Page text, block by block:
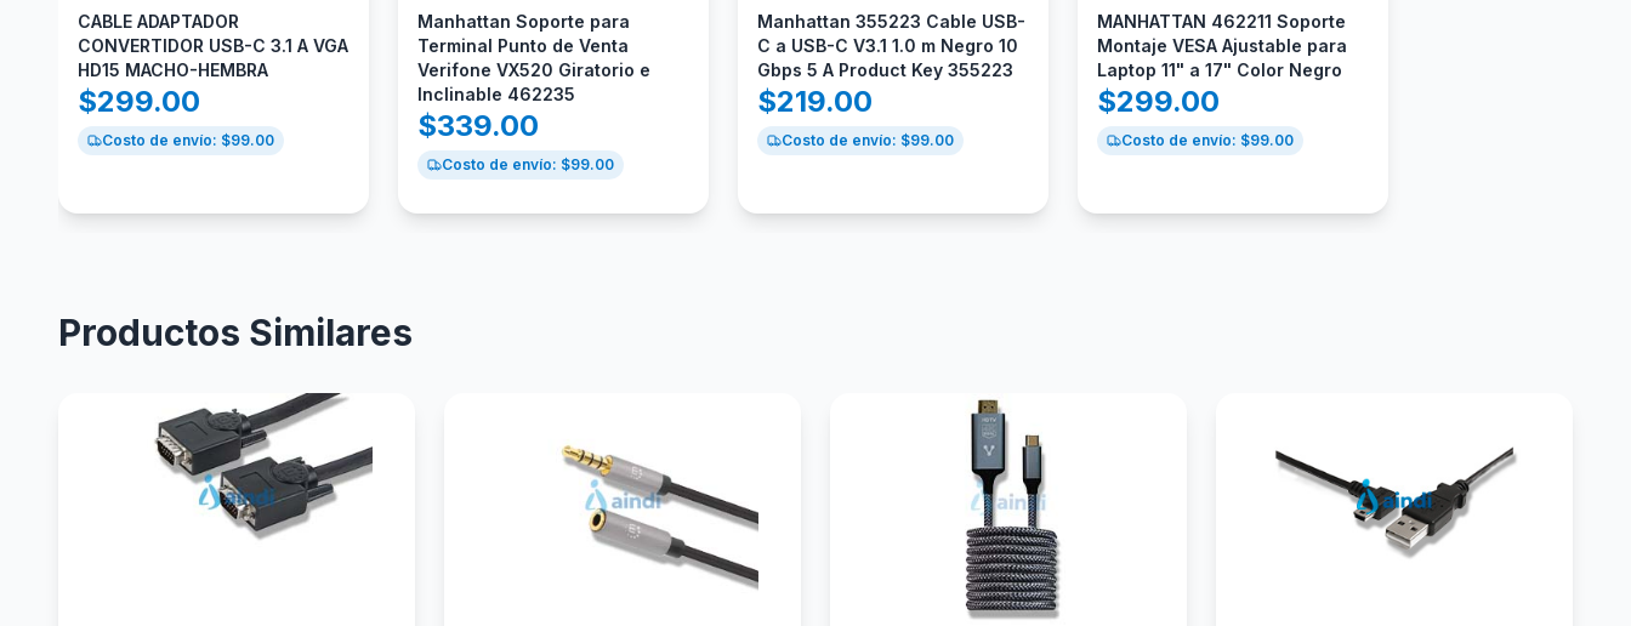
CABLE ADAPTADOR
CONVERTIDOR USB-C 3.1 A VGA
HD15 MACHO-HEMBRA
$299.00
Costo de envío: $99.00
Manhattan Soporte para
Terminal Punto de Venta
Verifone VX520 Giratorio e
Inclinable 462235
$339.00
Costo de envío: $99.00
Manhattan 355223 Cable USB-
C a USB-C V3.1 1.0 m Negro 10
Gbps 5 A Product Key 355223
$219.00
Costo de envío: $99.00
MANHATTAN 462211 Soporte
Montaje VESA Ajustable para
Laptop 11" a 17" Color Negro
$299.00
Costo de envío: $99.00
Productos Similares